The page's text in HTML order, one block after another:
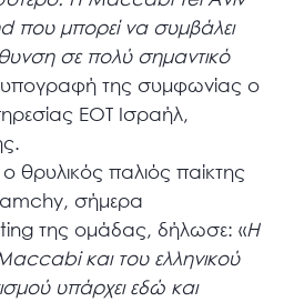
που μπορεί να συμβάλει
σε πολύ σημαντικό
υπογραφή της συμφωνίας ο
ΕΟΤ Ισραήλ,
θρυλικός παλιός παίκτης
σήμερα
της ομάδας, δήλωσε: «Η
και του ελληνικού
υπάρχει εδώ και